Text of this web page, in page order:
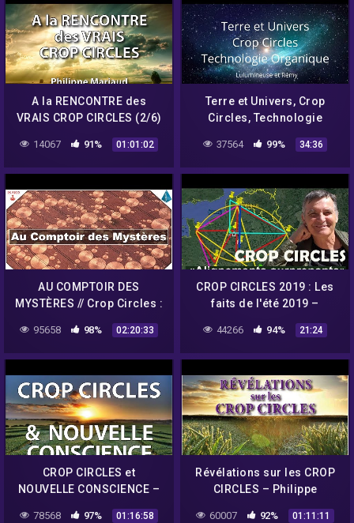
A la RENCONTRE des
VRAIS CROP CIRCLES (2/6)
14067 91% 01:01:02
Terre et Univers, Crop
Circles, Technologie
répond à vos questions
37564 99% 34:36
AU COMPTOIR DES
MYSTÈRES // Crop Circles :
95658 98% 02:20:33
CROP CIRCLES 2019 : Les
faits de l'été 2019 –
44266 94% 21:24
CROP CIRCLES et
NOUVELLE CONSCIENCE –
Philippe Mariaud
78568 97% 01:16:58
Révélations sur les CROP
CIRCLES – Philippe
60007 92% 01:11:11